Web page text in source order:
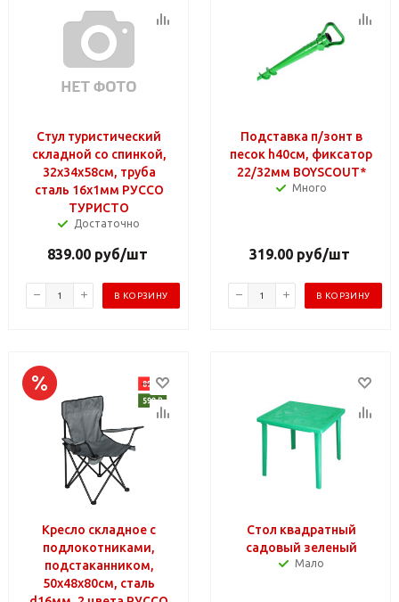
Стул туристический
складной со спинкой,
32х34х58см, труба
сталь 16х1мм РУССО
ТУРИСТО
Достаточно
839.00руб/шт
В КОРЗИНУ
Подставка п/зонт в
песок h40см, фиксатор
22/32мм BOYSCOUT*
Много
319.00руб/шт
В КОРЗИНУ
Кресло складное с
подлокотниками,
подстаканником,
50х48х80см, сталь
Стол квадратный
садовый зеленый
Мало